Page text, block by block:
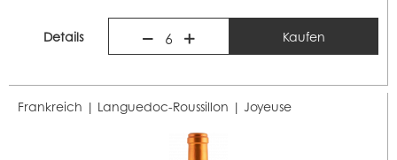
Details 6 Kaufen
Frankreich | Languedoc-Roussillon |Joyeuse